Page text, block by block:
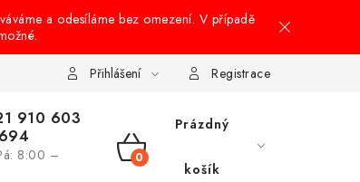
a odesíláme bez omezení. V případě
údajů Návody na montáž
Přihlášení Registrace
910 603
694
8:00 –
NÁKUPNÍ
Prázdný
košík